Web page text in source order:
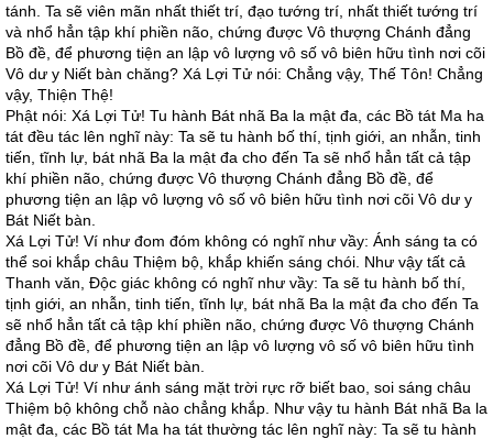
tánh. Ta sẽ viên mãn nhất thiết trí, đạo tướng trí, nhất thiết tướng trí
và nhổ hẳn tập khí phiền não, chứng được Vô thượng Chánh đẳng
Bồ đề, để phương tiện an lập vô lượng vô số vô biên hữu tình nơi cõi
Vô dư y Niết bàn chăng? Xá Lợi Tử nói: Chẳng vậy, Thế Tôn! Chẳng
vậy, Thiện Thệ!
Phật nói: Xá Lợi Tử! Tu hành Bát nhã Ba la mật đa, các Bồ tát Ma ha
tát đều tác lên nghĩ này: Ta sẽ tu hành bố thí, tịnh giới, an nhẫn, tinh
tiến, tĩnh lự, bát nhã Ba la mật đa cho đến Ta sẽ nhổ hẳn tất cả tập
khí phiền não, chứng được Vô thượng Chánh đẳng Bồ đề, để
phương tiện an lập vô lượng vô số vô biên hữu tình nơi cõi Vô dư y
Bát Niết bàn.
Xá Lợi Tử! Ví như đom đóm không có nghĩ như vầy: Ánh sáng ta có
thể soi khắp châu Thiệm bộ, khắp khiến sáng chói. Như vậy tất cả
Thanh văn, Độc giác không có nghĩ như vầy: Ta sẽ tu hành bố thí,
tịnh giới, an nhẫn, tinh tiến, tĩnh lự, bát nhã Ba la mật đa cho đến Ta
sẽ nhổ hẳn tất cả tập khí phiền não, chứng được Vô thượng Chánh
đẳng Bồ đề, để phương tiện an lập vô lượng vô số vô biên hữu tình
nơi cõi Vô dư y Bát Niết bàn.
Xá Lợi Tử! Ví như ánh sáng mặt trời rực rỡ biết bao, soi sáng châu
Thiệm bộ không chỗ nào chẳng khắp. Như vậy tu hành Bát nhã Ba la
mật đa, các Bồ tát Ma ha tát thường tác lên nghĩ này: Ta sẽ tu hành